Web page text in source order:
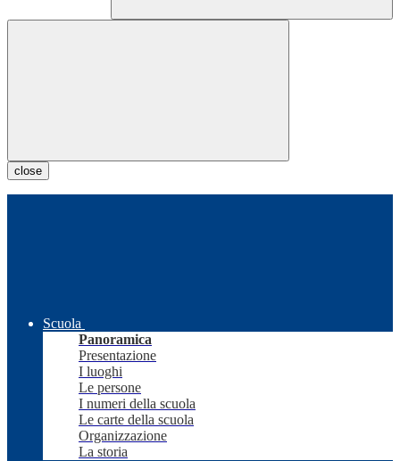
close
Scuola
Panoramica
Presentazione
I luoghi
Le persone
I numeri della scuola
Le carte della scuola
Organizzazione
La storia